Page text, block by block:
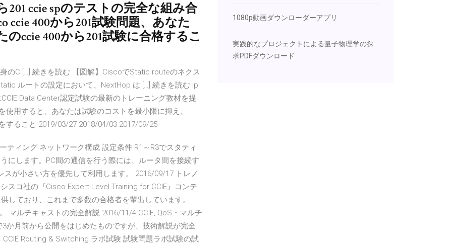
ccie spのテストの完全な組み合
400から201試験問題、あなた
ccie 400から201試験に合格するこ
のC […] 続きを読む 【図解】CiscoでStatic routeのネクス
ルートの設定において、NextHop は […] 続きを読む ip
Data Center認定試験の最新のトレーニング教材を提
用すると、あなたは試験のコストを最小限に抑え、
すること 2019/03/27 2018/04/03 2017/09/25
ィング ネットワーク構成 設定条件 R1～R3でスタティ
にします。PC間の通信を行う際には、ルータ間を接続す
が小さい方を優先して利用します。 2016/09/17 トレノ
スコ社の『Cisco Expert-Level Training for CCIE』コンテ
しており、これまで多数の合格者を輩出しています。
マルチキャストの完全解説 2016/11/4 CCIE, QoS・マルチ
か月前から公開をはじめたものですが、技術解説が完全
Routing & Switching ラボ試験 試験問題ラボ試験の試
1080p動画ダウンローダーアプリ
実践的なプロジェクトによる量子物理学の探
求PDFダウンロード